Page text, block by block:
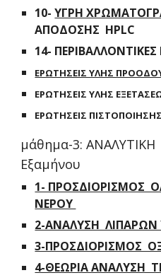
10-ΥΓΡΗ
ΑΠΟΔΟΣΗΣ HPLC
14-
ΕΡΩΤΗΣΕΙΣ ΥΛΗΣ
ΕΡΩΤΗΣΕΙΣ ΥΛΗΣ
ΕΡΩΤΗΣΕΙΣ
μάθημα-3: ΑΝΑΛΥΤΙΚΗ
Εξαμήνου
1- ΠΡΟΣΔΙΟΡΙΣΜΟΣ
ΝΕΡΟΥ
2-ΑΝΑΛΥΣΗ
3-ΠΡΟΣΔΙΟΡΙΣΜΟΣ
4-ΘΕΩΡΙΑ ΑΝΑΛΥΣΗ